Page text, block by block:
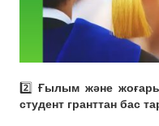
2️⃣ Ғылым және
студент гранттан бас